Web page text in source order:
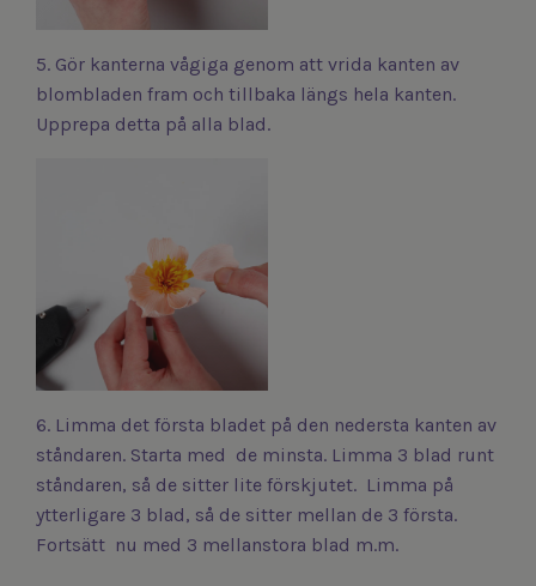
5. Gör kanterna vågiga genom att vrida kanten av
blombladen fram och tillbaka längs hela kanten.
Upprepa detta på alla blad.
6. Limma det första bladet på den nedersta kanten av
ståndaren. Starta med de minsta. Limma 3 blad runt
ståndaren, så de sitter lite förskjutet. Limma på
ytterligare 3 blad, så de sitter mellan de 3 första.
Fortsätt nu med 3 mellanstora blad m.m.